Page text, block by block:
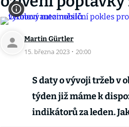
Martin Gürtler
15. března 2023 · 20:00
S daty o vývoji tržeb v
týden již máme k
indikátorů za leden.